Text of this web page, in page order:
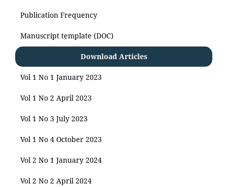
Publication Frequency
Manuscript template (DOC)
Download Articles
Vol 1 No 1 January 2023
Vol 1 No 2 April 2023
Vol 1 No 3 July 2023
Vol 1 No 4 October 2023
Vol 2 No 1 January 2024
Vol 2 No 2 April 2024